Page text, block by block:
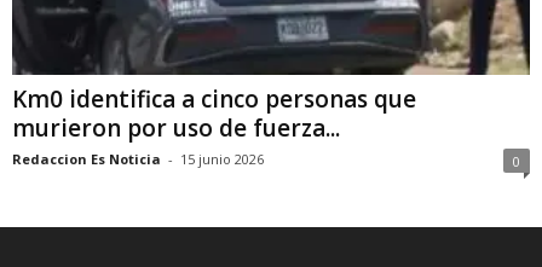
Km0 identifica a cinco personas que
murieron por uso de fuerza...
Redaccion Es Noticia - 15 junio 2026 0